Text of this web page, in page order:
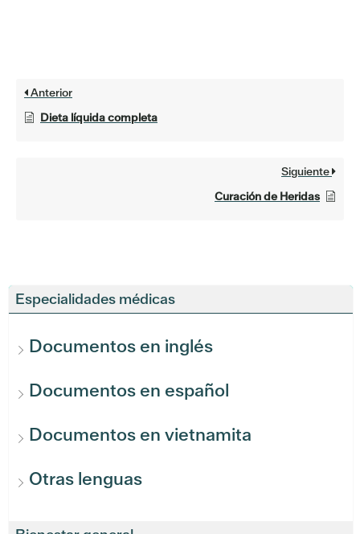
Especialidades médicas
Documentos en inglés
Documentos en español
Documentos en vietnamita
Otras lenguas
Anterior
Dieta líquida completa
Siguiente
Curación de Heridas